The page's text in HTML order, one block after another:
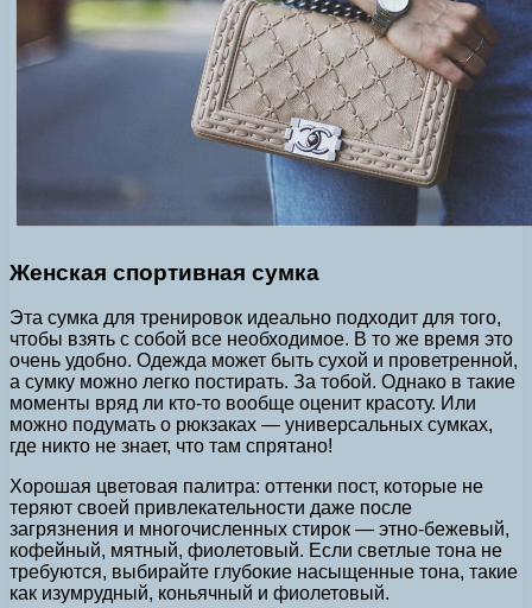
Женская спортивная сумка
Эта сумка для тренировок идеально подходит для того,
чтобы взять с собой все необходимое. В то же время это
очень удобно. Одежда может быть сухой и проветренной,
а сумку можно легко постирать. За тобой. Однако в такие
моменты вряд ли кто-то вообще оценит красоту. Или
можно подумать о рюкзаках — универсальных сумках,
где никто не знает, что там спрятано!
Хорошая цветовая палитра: оттенки пост, которые не
теряют своей привлекательности даже после
загрязнения и многочисленных стирок — этно-бежевый,
кофейный, мятный, фиолетовый. Если светлые тона не
требуются, выбирайте глубокие насыщенные тона, такие
как изумрудный, коньячный и фиолетовый.